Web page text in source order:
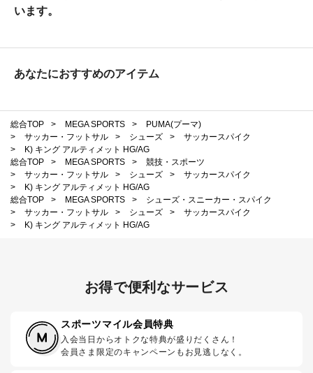
います。
あなたにおすすめのアイテム
総合TOP > MEGA SPORTS >
PUMA(プーマ)
>
サッカー・フットサル > シューズ >
サッカースパイク
>
K) キング アルティメット HG/AG
総合TOP
> MEGA SPORTS >
競技・スポーツ
>
サッカー・フットサル > シューズ >
サッカースパイク
>
K) キング アルティメット HG/AG
総合TOP
> MEGA SPORTS >
シューズ・スニーカー・スパイク
>
サッカー・フットサル > シューズ >
サッカースパイク
>
K) キング アルティメット HG/AG
お得で便利なサービス
スポーツマイル会員特典
入会当日からオトクな特典が盛りだくさん！
会員さま限定のキャンペーンもお見逃しなく。